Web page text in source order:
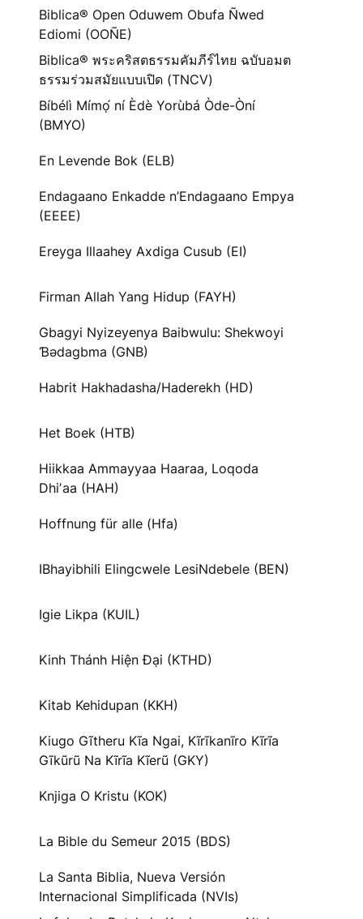
Biblica® Open Oduwem Obufa Ñwed
Ediomi (OOÑE)
Biblica® พระคริสตธรรมคัมภีร์ไทย ฉบับอมต
ธรรมร่วมสมัยแบบเปิด (TNCV)
Bíbélì Mímọ́ ní Èdè Yorùbá Òde-Òní
(BMYO)
En Levende Bok (ELB)
Endagaano Enkadde n’Endagaano Empya
(EEEE)
Ereyga Illaahey Axdiga Cusub (EI)
Firman Allah Yang Hidup (FAYH)
Gbagyi Nyizeyenya Baibwulu: Shekwoyi
Ɓədagbma (GNB)
Habrit Hakhadasha/Haderekh (HD)
Het Boek (HTB)
Hiikkaa Ammayyaa Haaraa, Loqoda
Dhiʼaa (HAH)
Hoffnung für alle (Hfa)
IBhayibhili Elingcwele LesiNdebele (BEN)
Igie Likpa (KUIL)
Kinh Thánh Hiện Đại (KTHD)
Kitab Kehidupan (KKH)
Kiugo Gĩtheru Kĩa Ngai, Kĩrĩkanĩro Kĩrĩa
Gĩkũrũ Na Kĩrĩa Kĩerũ (GKY)
Knjiga O Kristu (KOK)
La Bible du Semeur 2015 (BDS)
La Santa Biblia, Nueva Versión
Internacional Simplificada (NVIs)